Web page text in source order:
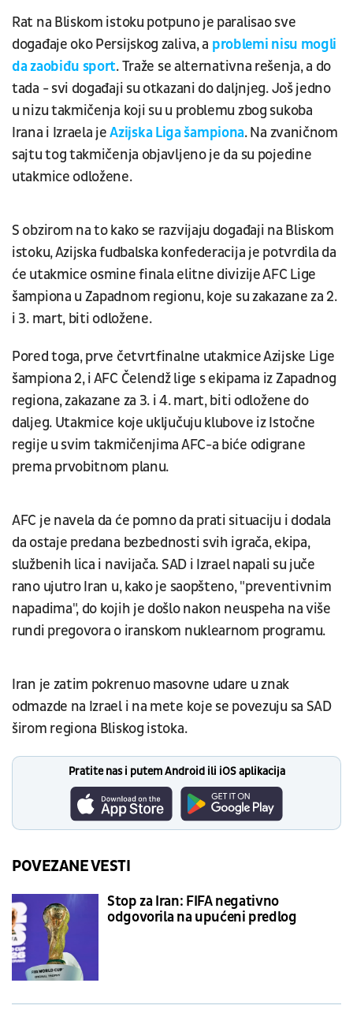
Rat na Bliskom istoku potpuno je paralisao sve
događaje oko Persijskog zaliva, a problemi nisu mogli
da zaobiđu sport. Traže se alternativna rešenja, a do
tada - svi događaji su otkazani do daljnjeg. Još jedno
u nizu takmičenja koji su u problemu zbog sukoba
Irana i Izraela jeAzijska Liga šampiona. Na zvaničnom
sajtu tog takmičenja objavljeno je da su pojedine
utakmice odložene.
S obzirom na to kako se razvijaju događaji na Bliskom
istoku, Azijska fudbalska konfederacija je potvrdila da
će utakmice osmine finala elitne divizije AFC Lige
šampiona u Zapadnom regionu, koje su zakazane za 2.
i 3. mart, biti odložene.
Pored toga, prve četvrtfinalne utakmice Azijske Lige
šampiona 2, i AFC Čelendž lige s ekipama iz Zapadnog
regiona, zakazane za 3. i 4. mart, biti odložene do
daljeg. Utakmice koje uključuju klubove iz Istočne
regije u svim takmičenjima AFC-a biće odigrane
prema prvobitnom planu.
AFC je navela da će pomno da prati situaciju i dodala
da ostaje predana bezbednosti svih igrača, ekipa,
službenih lica i navijača. SAD i Izrael napali su juče
rano ujutro Iran u, kako je saopšteno, "preventivnim
napadima", do kojih je došlo nakon neuspeha na više
rundi pregovora o iranskom nuklearnom programu.
Iran je zatim pokrenuo masovne udare u znak
odmazde na Izrael i na mete koje se povezuju sa SAD
širom regiona Bliskog istoka.
Pratite nas i putem Android ili iOS aplikacija
POVEZANE VESTI
Stop za Iran: FIFA negativno
odgovorila na upućeni predlog